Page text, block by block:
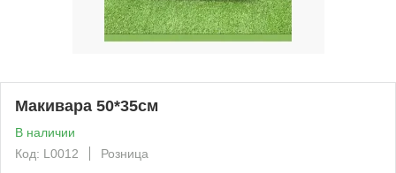
Макивара 50*35см
В наличии
Код: L0012
Розница